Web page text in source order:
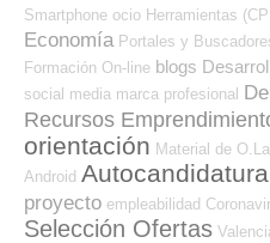
Smartphone ocio Herramientas
Economía Portales y
Formación On-line blogs
social media marca profesional
Recursos
orientación Material de
Android
proyecto empleabilidad
Selección Ofertas